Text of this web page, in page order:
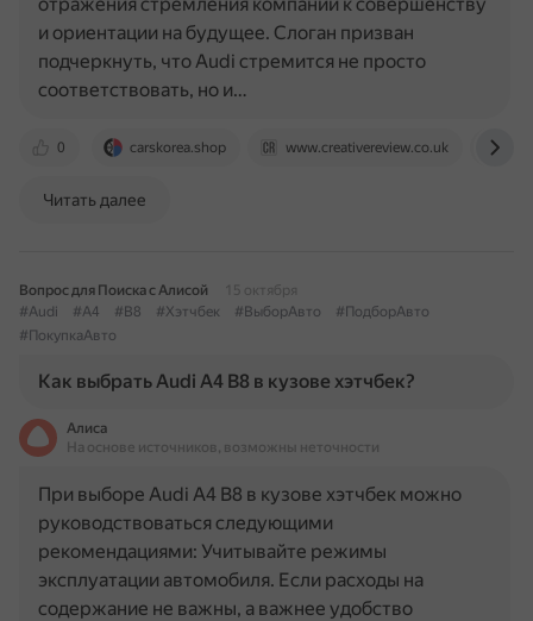
0 carskorea.shop www.creativereview.co.uk
и ориентации на будущее. Слоган призван
подчеркнуть, что Audi стремится не просто
соответствовать, но и…
Читать далее
Вопрос для Поиска с Алисой
15 октября
#Audi
#A4 #B8 #Хэтчбек #ВыборАвто
#ПодборАвто
#ПокупкаАвто
Как выбрать Audi A4 B8 в кузове хэтчбек?
Алиса
На основе источников, возможны неточности
При выборе Audi A4 B8 в кузове хэтчбек можно
руководствоваться следующими
рекомендациями: Учитывайте режимы
эксплуатации автомобиля. Если расходы на
содержание не важны, а важнее удобство